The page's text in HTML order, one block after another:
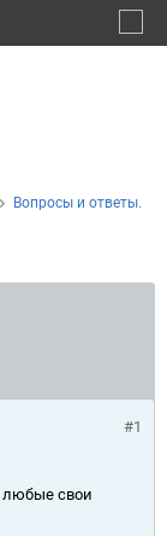
Вопросы и ответы.
#1
любые свои